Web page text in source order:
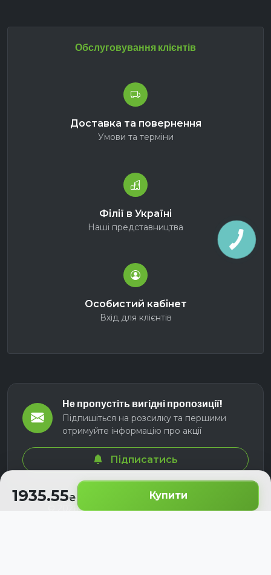
1935.55 Купити
Обслуговування клієнтів
Доставка та повернення
Умови та терміни
Філії в Україні
Наші представництва
Особистий кабінет
Вхід для клієнтів
Не пропустіть вигідні пропозиції!
Підпишіться на розсилку та першими
отримуйте інформацію про акції
Підписатись
© 2026 СЕЛМ АГРО. Всі права захищені.